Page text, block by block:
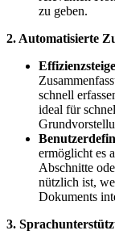
zu geben.
2. Automatisierte
schnell
ideal für
ermöglicht es
Abschnitte
nützlich ist,
Dokuments
3.